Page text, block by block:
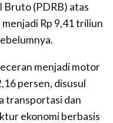
Bruto (PDRB) atas
Rp 9,41 triliun
menjadi motor
persen, disusul
transportasi dan
ekonomi berbasis